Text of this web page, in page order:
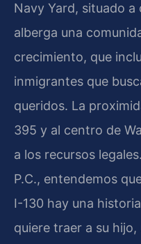
Navy Yard, situado a
alberga una
crecimiento, que
inmigrantes que
queridos. La
395 y al centro de
a los recursos
P.C., entendemos
I-130 hay una
quiere traer a su